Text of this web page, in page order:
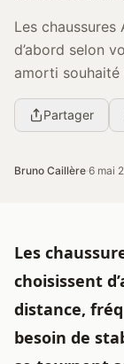
Les chaussures
d’abord selon
amorti
profils confort
Partager
Bruno Caillère·6 mai
Les
choisissent
distance,
besoin de